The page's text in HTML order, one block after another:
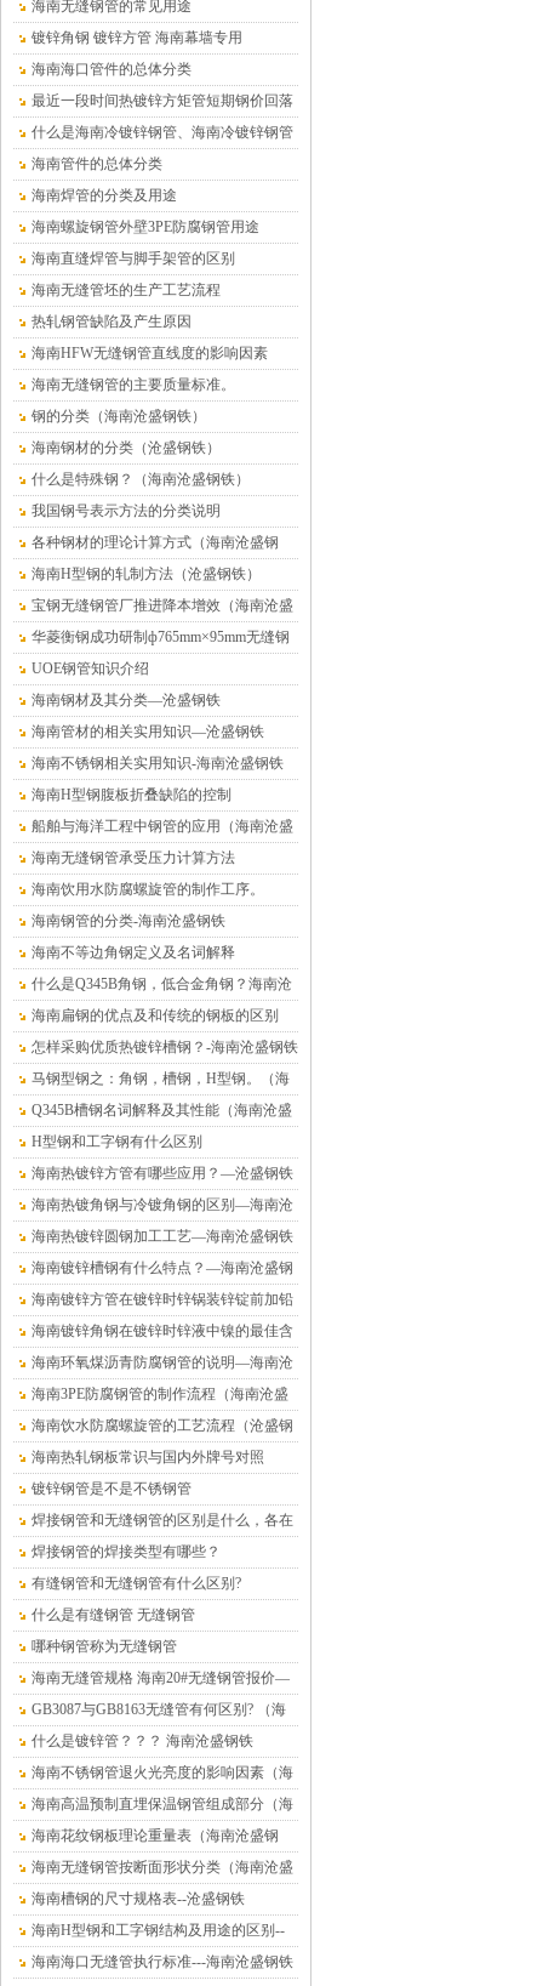
南沧盛钢铁）
海南无缝钢管的常见用途
镀锌角钢 镀锌方管 海南幕墙专用
海南海口管件的总体分类
最近一段时间热镀锌方矩管短期钢价回落
的趋势仍将延续（海南）
什么是海南冷镀锌钢管、海南冷镀锌钢管
介绍
海南管件的总体分类
海南焊管的分类及用途
海南螺旋钢管外壁3PE防腐钢管用途
海南直缝焊管与脚手架管的区别
海南无缝管坯的生产工艺流程
热轧钢管缺陷及产生原因
海南HFW无缝钢管直线度的影响因素
海南无缝钢管的主要质量标准。
钢的分类（海南沧盛钢铁）
海南钢材的分类（沧盛钢铁）
什么是特殊钢？（海南沧盛钢铁）
我国钢号表示方法的分类说明
各种钢材的理论计算方式（海南沧盛钢
铁）
海南H型钢的轧制方法（沧盛钢铁）
宝钢无缝钢管厂推进降本增效（海南沧盛
钢铁）
华菱衡钢成功研制ф765mm×95mm无缝钢
管（海南沧盛）
UOE钢管知识介绍
海南钢材及其分类—沧盛钢铁
海南管材的相关实用知识—沧盛钢铁
海南不锈钢相关实用知识-海南沧盛钢铁
海南H型钢腹板折叠缺陷的控制
船舶与海洋工程中钢管的应用（海南沧盛
钢铁）
海南无缝钢管承受压力计算方法
海南饮用水防腐螺旋管的制作工序。
海南钢管的分类-海南沧盛钢铁
海南不等边角钢定义及名词解释
什么是Q345B角钢，低合金角钢？海南沧
盛钢铁
海南扁钢的优点及和传统的钢板的区别
怎样采购优质热镀锌槽钢？-海南沧盛钢铁
马钢型钢之：角钢，槽钢，H型钢。（海
南沧盛钢铁）
Q345B槽钢名词解释及其性能（海南沧盛
钢铁）
H型钢和工字钢有什么区别
海南热镀锌方管有哪些应用？—沧盛钢铁
海南热镀角钢与冷镀角钢的区别—海南沧
盛钢铁
海南热镀锌圆钢加工工艺—海南沧盛钢铁
海南镀锌槽钢有什么特点？—海南沧盛钢
铁
海南镀锌方管在镀锌时锌锅装锌锭前加铅
的危害—海南沧盛钢铁
海南镀锌角钢在镀锌时锌液中镍的最佳含
量值—沧盛钢铁
海南环氧煤沥青防腐钢管的说明—海南沧
盛钢铁
海南3PE防腐钢管的制作流程（海南沧盛
钢铁）
海南饮水防腐螺旋管的工艺流程（沧盛钢
铁）
海南热轧钢板常识与国内外牌号对照
镀锌钢管是不是不锈钢管
焊接钢管和无缝钢管的区别是什么，各在
什么情况下使用？
焊接钢管的焊接类型有哪些？
有缝钢管和无缝钢管有什么区别?
什么是有缝钢管 无缝钢管
哪种钢管称为无缝钢管
海南无缝管规格 海南20#无缝钢管报价—
海南沧盛钢材
GB3087与GB8163无缝管有何区别? （海
南沧盛钢铁）
什么是镀锌管？？？ 海南沧盛钢铁
海南不锈钢管退火光亮度的影响因素（海
南沧盛钢铁）
海南高温预制直埋保温钢管组成部分（海
南沧盛钢铁）
海南花纹钢板理论重量表（海南沧盛钢
铁）
海南无缝钢管按断面形状分类（海南沧盛
钢铁）
海南槽钢的尺寸规格表--沧盛钢铁
海南H型钢和工字钢结构及用途的区别--
沧盛钢铁
海南海口无缝管执行标准---海南沧盛钢铁